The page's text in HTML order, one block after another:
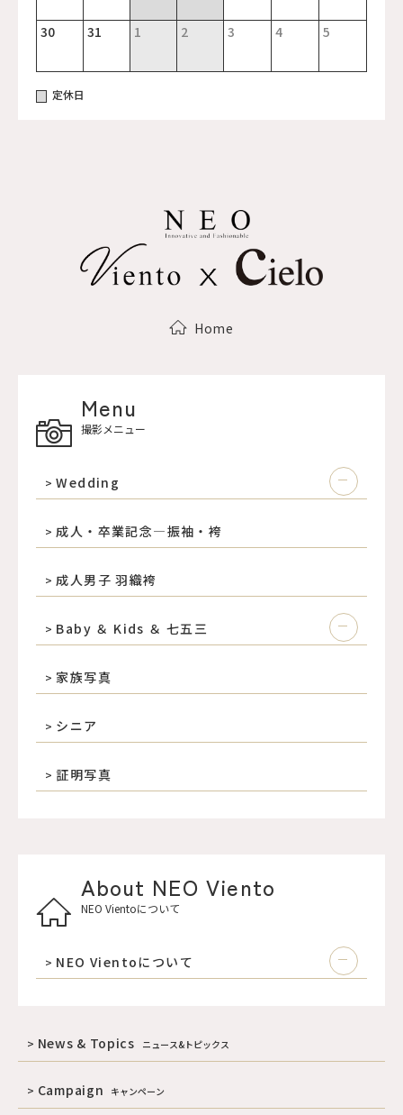
30 31 1 2 3 4 5
定休日
Home
Menu
撮影メニュー
Wedding
成人・卒業記念―振袖・袴
成人男子 羽織袴
Baby ＆ Kids ＆ 七五三
家族写真
シニア
証明写真
About NEO Viento
NEO Vientoについて
NEO Vientoについて
News & Topics ニュース&トピックス
Campaign キャンペーン